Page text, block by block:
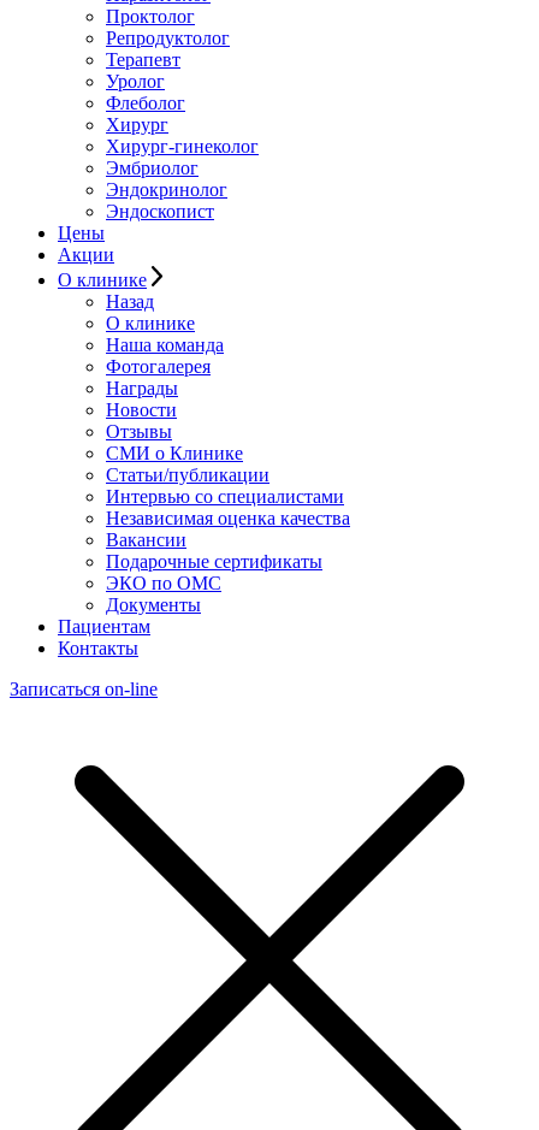
Проктолог
Репродуктолог
Терапевт
Уролог
Флеболог
Хирург
Хирург-гинеколог
Эмбриолог
Эндокринолог
Эндоскопист
Цены
Акции
О клинике
Назад
О клинике
Наша команда
Фотогалерея
Награды
Новости
Отзывы
СМИ о Клинике
Статьи/публикации
Интервью со специалистами
Независимая оценка качества
Вакансии
Подарочные сертификаты
ЭКО по ОМС
Документы
Пациентам
Контакты
Записаться on-line